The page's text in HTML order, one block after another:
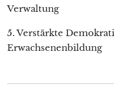
Verwaltung
5. Verstärkte
Erwachsenenbildung